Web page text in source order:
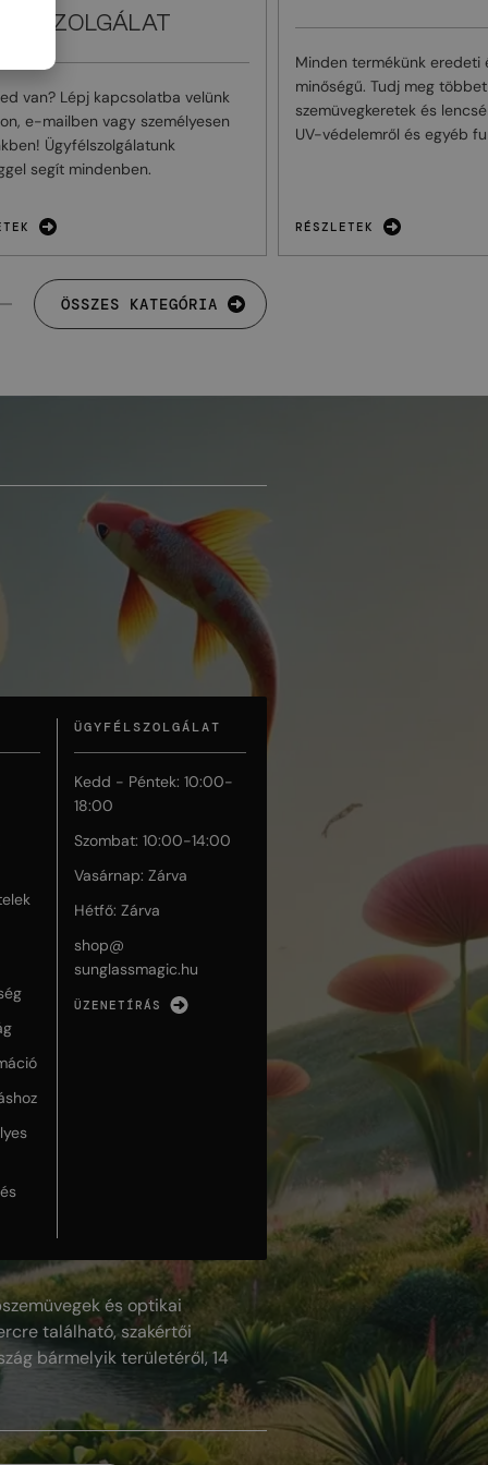
van? Lépj kapcsolatba velünk
e-mailben vagy személyesen
Ügyfélszolgálatunk
segít mindenben.
Minden termékünk eredeti
minőségű. Tudj meg
szemüvegkeretek és
UV-védelemről és egyéb
RÉSZLETEK
ÖSSZES KATEGÓRIA
ÜGYFÉLSZOLGÁLAT
Kedd - Péntek: 10:00-
18:00
Szombat: 10:00-14:00
Vasárnap: Zárva
Hétfő: Zárva
shop@
sunglassmagic.hu
ÜZENETÍRÁS
és optikai
található, szakértői
bármelyik területéről, 14